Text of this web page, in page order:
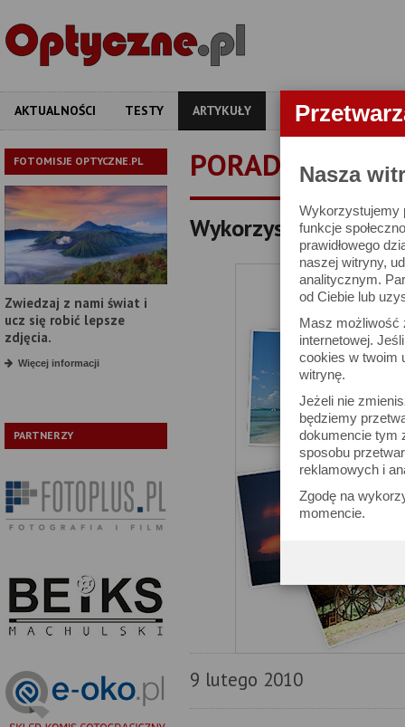
Nasza
Wykorzystujemy
funkcje
prawidłowego
naszej witryny,
analitycznym.
od Ciebie lub
Masz możliwość
internetowej.
cookies w twoim
witrynę.
Jeżeli nie
będziemy
dokumencie tym
sposobu
reklamowych i
Zgodę na
momencie.
AKTUALNOŚCI TESTY ARTYKUŁY APARATY
FOTOMISJE OPTYCZNE.PL
Zwiedzaj z nami świat i
ucz się robić lepsze
zdjęcia.
Więcej informacji
PARTNERZY
PORADNIKI
Wykorzystanie lampy
9 lutego 2010